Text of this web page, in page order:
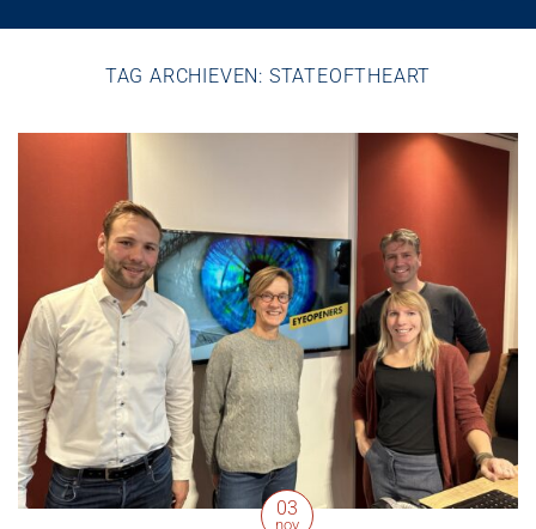
TAG ARCHIEVEN: STATEOFTHEART
03
nov